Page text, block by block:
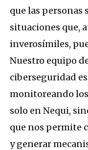
que las
situaciones que,
inverosímiles,
Nuestro equipo
ciberseguridad
monitoreando los
solo en Nequi,
que nos permite
y generar